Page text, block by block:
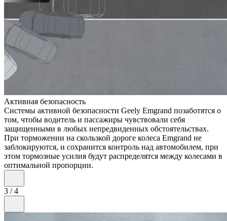
Активная безопасность
Системы активной безопасности Geely Emgrand позаботятся о
том, чтобы водитель и пассажиры чувствовали себя
защищенными в любых непредвиденных обстоятельствах.
При торможении на скользкой дороге колеса Emgrand не
заблокируются, и сохранится контроль над автомобилем, при
этом тормозные усилия будут распределятся между колесами в
оптимальной пропорции.
3 /4